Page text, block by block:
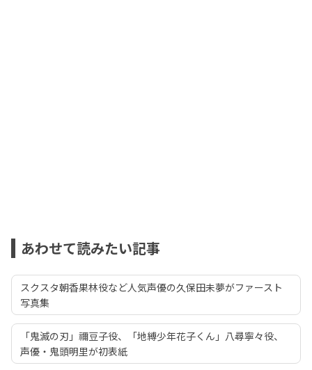
あわせて読みたい記事
スクスタ朝香果林役など人気声優の久保田未夢がファースト
写真集
「鬼滅の刃」禰豆子役、「地縛少年花子くん」八尋寧々役、
声優・鬼頭明里が初表紙